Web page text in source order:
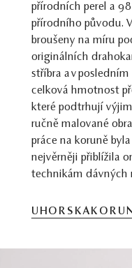
přírodních perel a
přírodního původu.
broušeny na míru
originálních
stříbra a v
celková hmotnost
které podtrhují
ručně malované
práce na koruně
nejvěrněji přiblížila
technikám dávných